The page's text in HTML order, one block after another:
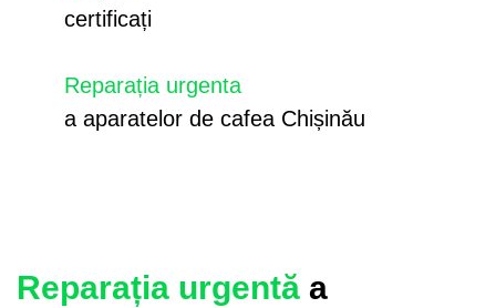
certificați
Reparația urgenta
a aparatelor de cafea Chișinău
Reparația urgentă a